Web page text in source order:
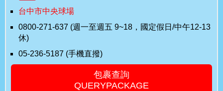
台中市中央球場
0800-271-637 (週一至週五 9~18，國定假日/中午12-13
休)
05-236-5187 (手機直撥)
包裹查詢
QUERYPACKAGE